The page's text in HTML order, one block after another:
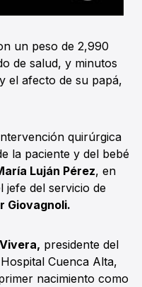
un peso de 2,990
de salud, y minutos
el afecto de su papá,
quirúrgica
la paciente y del bebé
Luján Pérez, en
jefe del servicio de
Giovagnoli.
presidente del
Cuenca Alta,
nacimiento como